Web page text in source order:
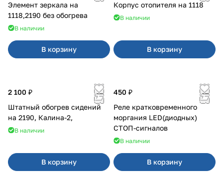
Элемент зеркала на
1118,2190 без обогрева
В наличии
В корзину
Корпус отопителя на 1118
В наличии
В корзину
2 100 ₽
Штатный обогрев сидений
на 2190, Калина-2,
В наличии
В корзину
450 ₽
Реле кратковременного
моргания LED(диодных)
СТОП-сигналов
В наличии
В корзину